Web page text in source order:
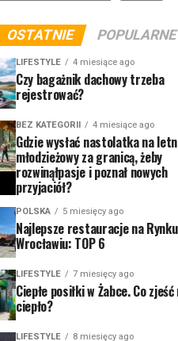
OSTATNIE POPULARNE
LIFESTYLE 4 miesiące ago
Czy bagażnik dachowy trzeba
rejestrować?
BEZ KATEGORII 4 miesiące ago
Gdzie wysłać nastolatka na
młodzieżowy za granicą, żeby
rozwinąłpasje i poznał nowych
przyjaciół?
POLSKA 5 miesięcy ago
Najlepsze restauracje na
Wrocławiu: TOP 6
LIFESTYLE 7 miesięcy ago
Ciepłe posiłki w Żabce. Co zjeść
ciepło?
LIFESTYLE 8 miesięcy ago